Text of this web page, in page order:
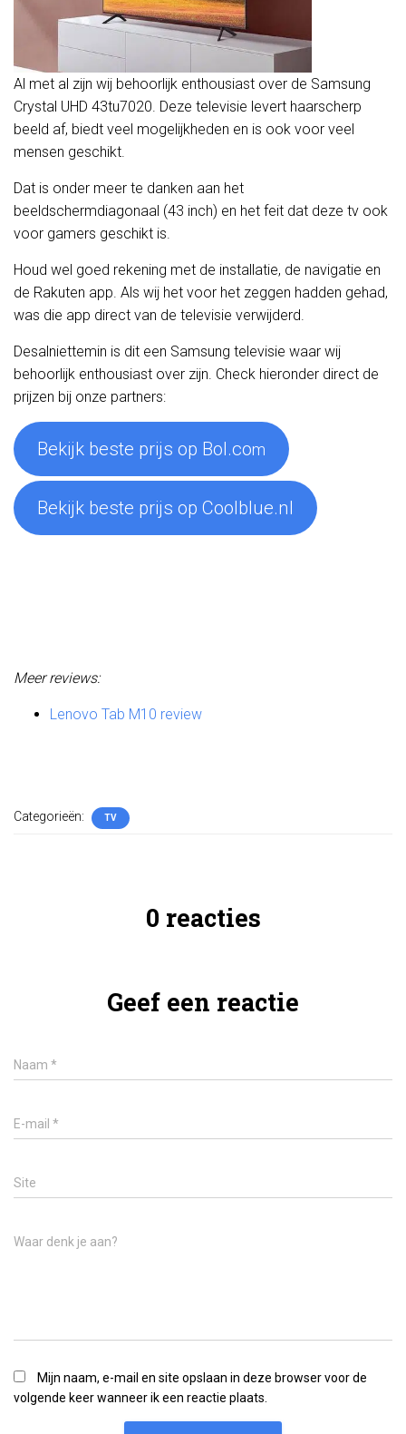
Al met al zijn wij behoorlijk enthousiast over de Samsung
Crystal UHD 43tu7020. Deze televisie levert haarscherp
beeld af, biedt veel mogelijkheden en is ook voor veel
mensen geschikt.
Dat is onder meer te danken aan het
beeldschermdiagonaal (43 inch) en het feit dat deze tv ook
voor gamers geschikt is.
Houd wel goed rekening met de installatie, de navigatie en
de Rakuten app. Als wij het voor het zeggen hadden gehad,
was die app direct van de televisie verwijderd.
Desalniettemin is dit een Samsung televisie waar wij
behoorlijk enthousiast over zijn. Check hieronder direct de
prijzen bij onze partners:
Bekijk beste prijs op Bol.com
Bekijk beste prijs op Coolblue.nl
Meer reviews:
Lenovo Tab M10 review
Categorieën: TV
0 reacties
Geef een reactie
Naam *
E-mail *
Site
Waar denk je aan?
Mijn naam, e-mail en site opslaan in deze browser voor de
volgende keer wanneer ik een reactie plaats.